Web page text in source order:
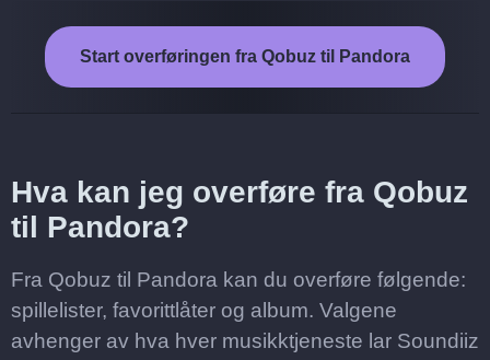
Start overføringen fra Qobuz til Pandora
Hva kan jeg overføre fra Qobuz
til Pandora?
Fra Qobuz til Pandora kan du overføre følgende:
spillelister, favorittlåter og album. Valgene
avhenger av hva hver musikktjeneste lar Soundiiz